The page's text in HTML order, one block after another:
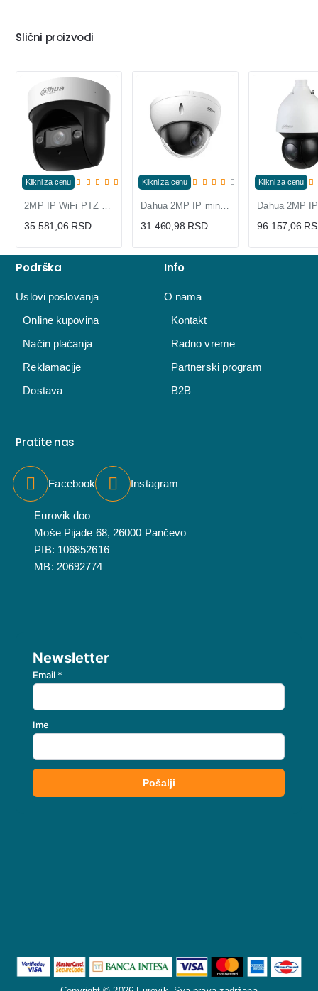
Slični proizvodi
Klikni za cenu
35.581,06 RSD
Klikni za cenu
31.460,98 RSD
Klikni za cenu
96.157,06
Podrška
Uslovi poslovanja
Online kupovina
Način plaćanja
Reklamacije
Dostava
Info
O nama
Kontakt
Radno vreme
Partnerski program
B2B
Pratite nas
Facebook Instagram
Eurovik doo
Moše Pijade 68, 26000 Pančevo
PIB: 106852616
MB: 20692774